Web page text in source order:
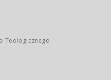
Teologicznego